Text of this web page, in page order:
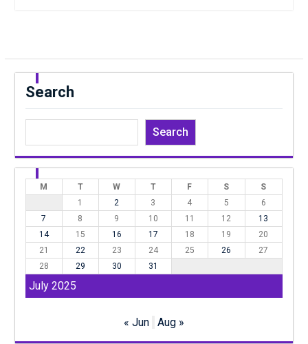
Search
Search
July 2025
M T W T F S
S
1
2 3 4 5
6
7
8 9 10 11 12
13
14
15 16 17 18 19
20
21
22 23 24 25 26
27
28
29 30 31
« Jun Aug »